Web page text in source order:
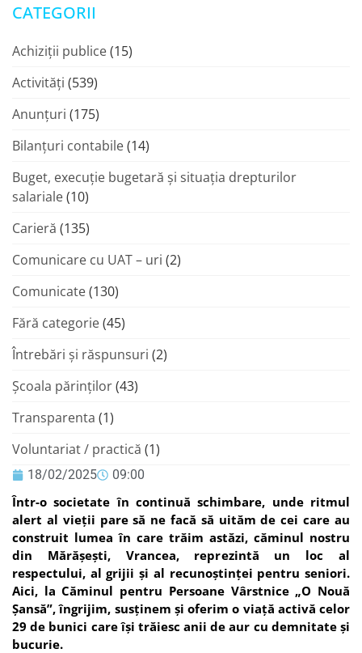
18/02/2025 09:00
Într-o societate în continuă schimbare, unde ritmul
alert al vieții pare să ne facă să uităm de cei care au
construit lumea în care trăim astăzi, căminul nostru
din Mărășești, Vrancea, reprezintă un loc al
respectului, al grijii și al recunoștinței pentru seniori.
Aici, la Căminul pentru Persoane Vârstnice „O Nouă
Șansă”, îngrijim, susținem și oferim o viață activă celor
29 de bunici care își trăiesc anii de aur cu demnitate și
bucurie.
CATEGORII
Achiziții publice(15)
Activități (539)
Anunțuri (175)
Bilanțuri contabile(14)
Buget, execuție bugetară și situația drepturilor
salariale(10)
Carieră (135)
Comunicare cu UAT – uri (2)
Comunicate(130)
Fără categorie(45)
Întrebări și răspunsuri (2)
Şcoala părinţilor(43)
Transparenta (1)
Voluntariat / practică (1)